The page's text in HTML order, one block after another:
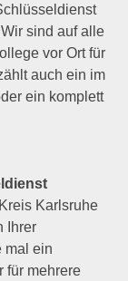
sind auf alle
vor Ort für
auch ein im
ein komplett
Karlsruhe
Ihrer
mal ein
für mehrere